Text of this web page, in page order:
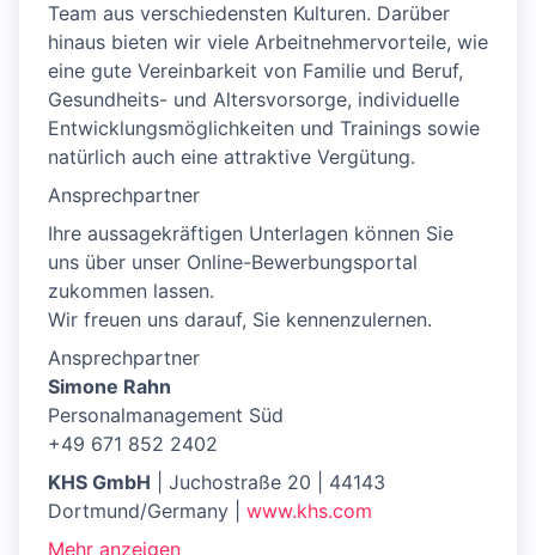
Team aus verschiedensten Kulturen. Darüber
hinaus bieten wir viele Arbeitnehmervorteile, wie
eine gute Vereinbarkeit von Familie und Beruf,
Gesundheits- und Altersvorsorge, individuelle
Entwicklungsmöglichkeiten und Trainings sowie
natürlich auch eine attraktive Vergütung.
Ansprechpartner
Ihre aussagekräftigen Unterlagen können Sie
uns über unser Online-Bewerbungsportal
zukommen lassen.
Wir freuen uns darauf, Sie kennenzulernen.
Ansprechpartner
Simone Rahn
Personalmanagement Süd
+49 671 852 2402
KHS GmbH | Juchostraße 20 | 44143
Dortmund/Germany | www.khs.com
Mehr anzeigen